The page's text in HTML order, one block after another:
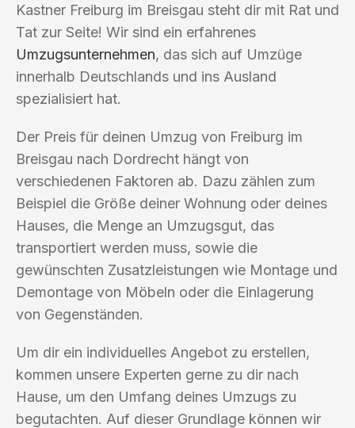
Kastner Freiburg im Breisgau steht dir mit Rat und
Tat zur Seite! Wir sind ein erfahrenes
Umzugsunternehmen, das sich auf Umzüge
innerhalb Deutschlands und ins Ausland
spezialisiert hat.
Der Preis für deinen Umzug von Freiburg im
Breisgau nach Dordrecht hängt von
verschiedenen Faktoren ab. Dazu zählen zum
Beispiel die Größe deiner Wohnung oder deines
Hauses, die Menge an Umzugsgut, das
transportiert werden muss, sowie die
gewünschten Zusatzleistungen wie Montage und
Demontage von Möbeln oder die Einlagerung
von Gegenständen.
Um dir ein individuelles Angebot zu erstellen,
kommen unsere Experten gerne zu dir nach
Hause, um den Umfang deines Umzugs zu
begutachten. Auf dieser Grundlage können wir